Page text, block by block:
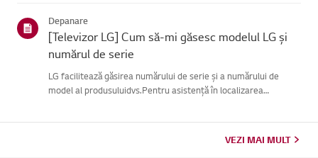
Depanare
[Televizor LG] Cum să-mi găsesc modelul LG și
numărul de serie
LG facilitează găsirea numărului de serie și a numărului de
model al produsuluidvs.Pentru asistență în localizarea
VEZI MAI MULT